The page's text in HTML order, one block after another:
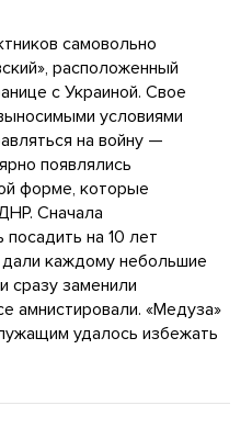
самовольно
расположенный
с Украиной. Свое
условиями
на войну —
появлялись
форме, которые
Сначала
на 10 лет
каждому небольшие
сразу заменили
амнистировали. «Медуза»
удалось избежать